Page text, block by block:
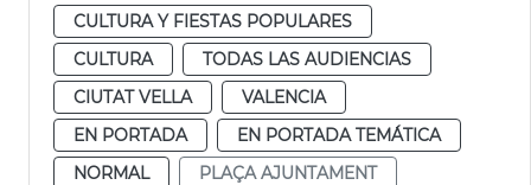
CULTURA Y FIESTAS POPULARES
CULTURA
TODAS LAS AUDIENCIAS
CIUTAT VELLA
VALENCIA
EN PORTADA
EN PORTADA TEMÁTICA
NORMAL
PLAÇA AJUNTAMENT